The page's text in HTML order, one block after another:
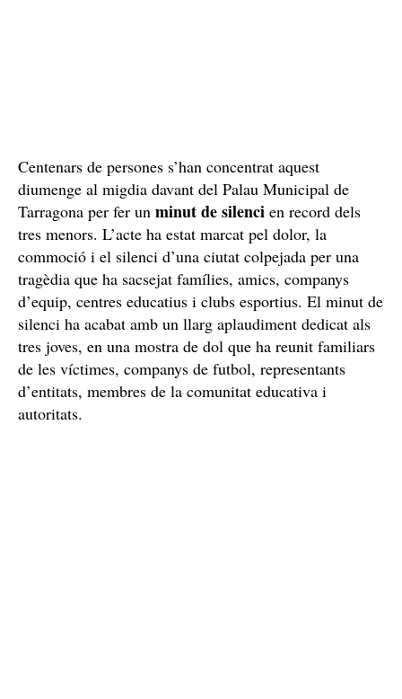
Centenars de persones s’han concentrat aquest
diumenge al migdia davant del Palau Municipal de
Tarragona per fer un minut de silenci en record dels
tres menors. L’acte ha estat marcat pel dolor, la
commoció i el silenci d’una ciutat colpejada per una
tragèdia que ha sacsejat famílies, amics, companys
d’equip, centres educatius i clubs esportius. El minut de
silenci ha acabat amb un llarg aplaudiment dedicat als
tres joves, en una mostra de dol que ha reunit familiars
de les víctimes, companys de futbol, representants
d’entitats, membres de la comunitat educativa i
autoritats.